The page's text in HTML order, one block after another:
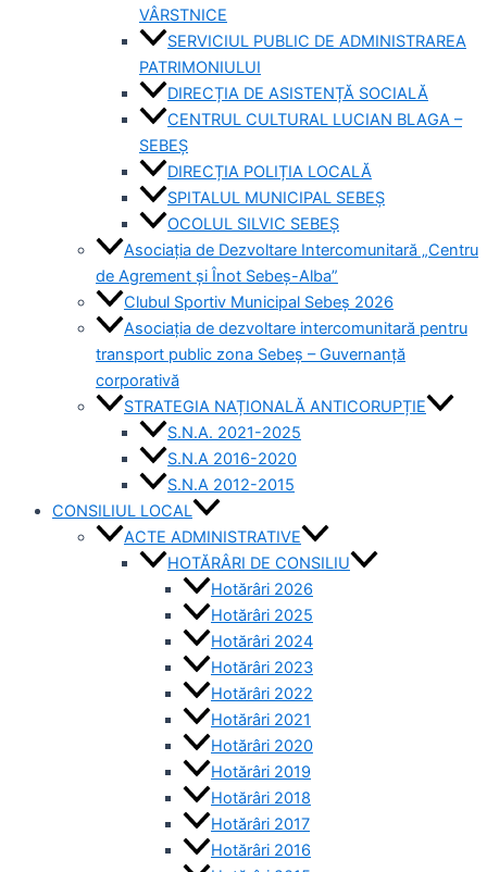
VÂRSTNICE
SERVICIUL PUBLIC DE ADMINISTRAREA
PATRIMONIULUI
DIRECȚIA DE ASISTENȚĂ SOCIALĂ
CENTRUL CULTURAL LUCIAN BLAGA –
SEBEȘ
DIRECȚIA POLIȚIA LOCALĂ
SPITALUL MUNICIPAL SEBEȘ
OCOLUL SILVIC SEBEȘ
Asociația de Dezvoltare Intercomunitară „Centru
de Agrement și Înot Sebeș-Alba”
Clubul Sportiv Municipal Sebeș 2026
Asociația de dezvoltare intercomunitară pentru
transport public zona Sebeș – Guvernanță
corporativă
STRATEGIA NAȚIONALĂ ANTICORUPȚIE
S.N.A. 2021-2025
S.N.A 2016-2020
S.N.A 2012-2015
CONSILIUL LOCAL
ACTE ADMINISTRATIVE
HOTĂRÂRI DE CONSILIU
Hotărâri 2026
Hotărâri 2025
Hotărâri 2024
Hotărâri 2023
Hotărâri 2022
Hotărâri 2021
Hotărâri 2020
Hotărâri 2019
Hotărâri 2018
Hotărâri 2017
Hotărâri 2016